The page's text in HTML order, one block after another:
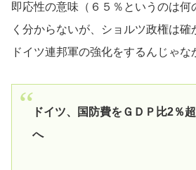
即応性の意味（６５％というのは何
く分からないが、ショルツ政権は
ドイツ連邦軍の強化をするんじゃな
ドイツ、国防費をＧＤＰ比2％
へ